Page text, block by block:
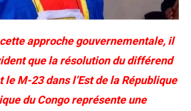
approche gouvernementale, il
que la résolution du différend
M-23 dans l’Est de la République
du Congo représente une